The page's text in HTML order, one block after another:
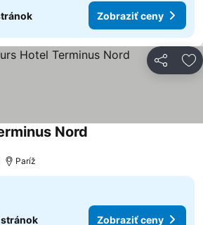
Zobraziť ceny
Zdieľať
Nord
Paríž
Zobraziť ceny